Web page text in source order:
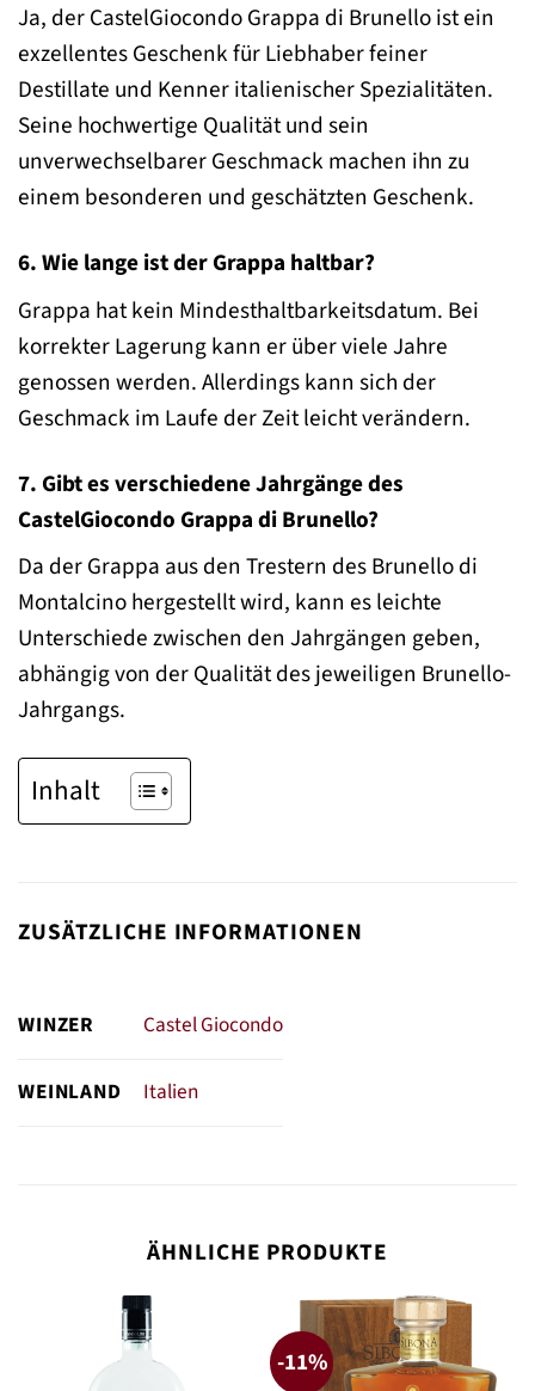
Ja, der CastelGiocondo Grappa di Brunello ist ein
exzellentes Geschenk für Liebhaber feiner
Destillate und Kenner italienischer Spezialitäten.
Seine hochwertige Qualität und sein
unverwechselbarer Geschmack machen ihn zu
einem besonderen und geschätzten Geschenk.
6. Wie lange ist der Grappa haltbar?
Grappa hat kein Mindesthaltbarkeitsdatum. Bei
korrekter Lagerung kann er über viele Jahre
genossen werden. Allerdings kann sich der
Geschmack im Laufe der Zeit leicht verändern.
7. Gibt es verschiedene Jahrgänge des
CastelGiocondo Grappa di Brunello?
Da der Grappa aus den Trestern des Brunello di
Montalcino hergestellt wird, kann es leichte
Unterschiede zwischen den Jahrgängen geben,
abhängig von der Qualität des jeweiligen Brunello-
Jahrgangs.
Inhalt
ZUSÄTZLICHE INFORMATIONEN
WINZER Castel Giocondo
WEINLAND Italien
ÄHNLICHE PRODUKTE
-11%